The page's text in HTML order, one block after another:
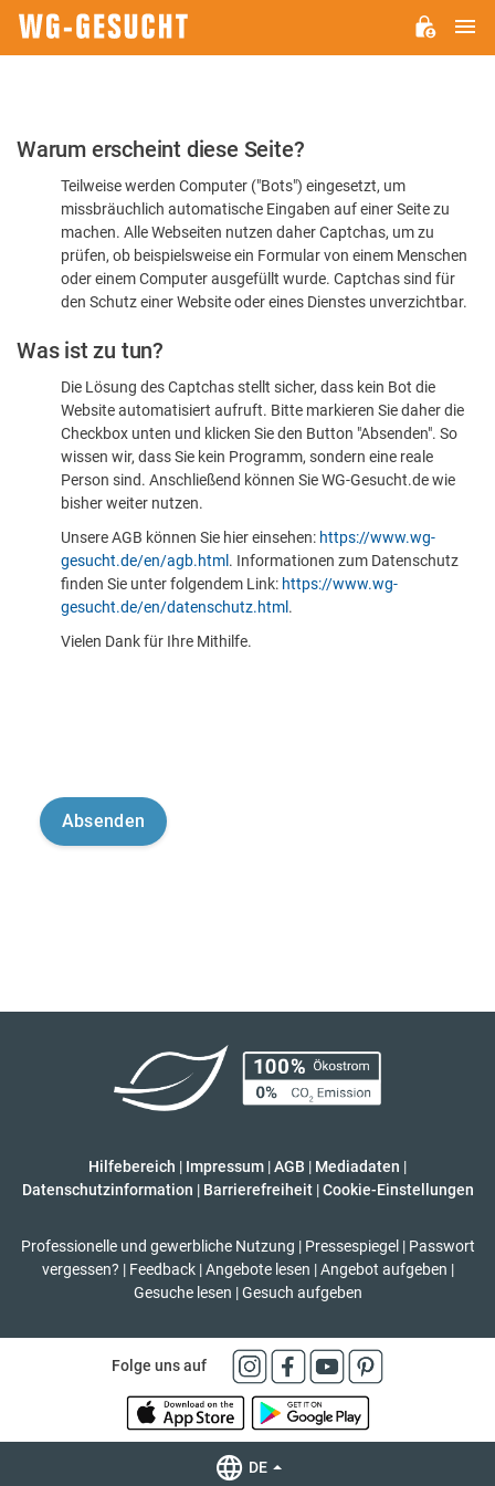
Bitte
dass
sind
Warum erscheint diese Seite?
Teilweise werden Computer ("Bots") eingesetzt, um
missbräuchlich automatische Eingaben auf einer Seite zu
machen. Alle Webseiten nutzen daher Captchas, um zu
prüfen, ob beispielsweise ein Formular von einem Menschen
oder einem Computer ausgefüllt wurde. Captchas sind für
den Schutz einer Website oder eines Dienstes unverzichtbar.
Was ist zu tun?
Die Lösung des Captchas stellt sicher, dass kein Bot die
Website automatisiert aufruft. Bitte markieren Sie daher die
Checkbox unten und klicken Sie den Button "Absenden". So
wissen wir, dass Sie kein Programm, sondern eine reale
Person sind. Anschließend können Sie WG-Gesucht.de wie
bisher weiter nutzen.
Unsere AGB können Sie hier einsehen: https://www.wg-
gesucht.de/en/agb.html . Informationen zum Datenschutz
finden Sie unter folgendem Link: https://www.wg-
gesucht.de/en/datenschutz.html .
Vielen Dank für Ihre Mithilfe.
Hilfebereich | Impressum |AGB | Mediadaten |
Datenschutzinformation | Barrierefreiheit | Cookie-Einstellungen
Professionelle und gewerbliche Nutzung | Pressespiegel | Passwort
vergessen? | Feedback | Angebote lesen | Angebot aufgeben |
Gesuche lesen | Gesuch aufgeben
Folge uns auf
DE